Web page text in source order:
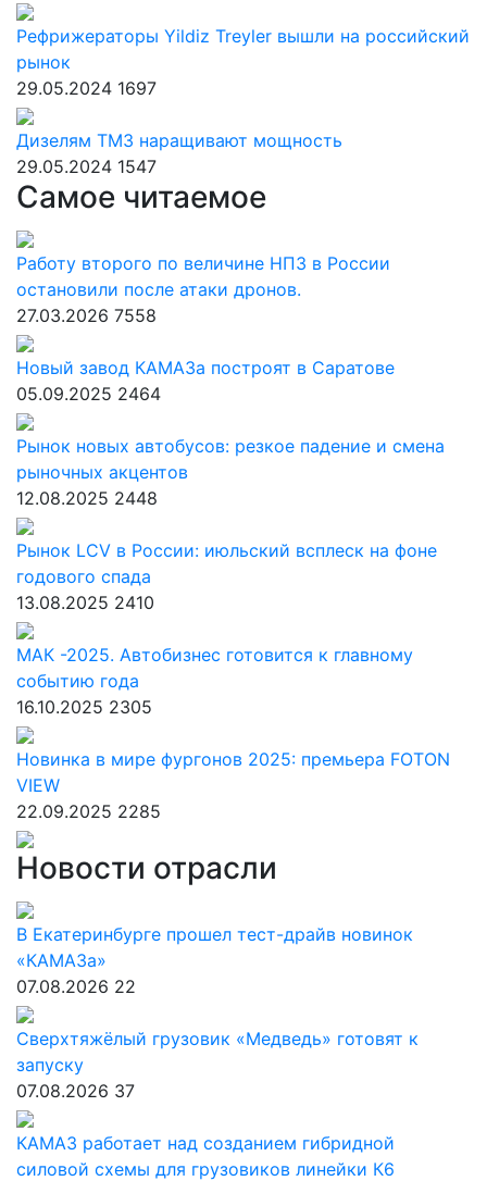
Рефрижераторы Yildiz Treyler вышли на российский
рынок
29.05.2024 1697
Дизелям ТМЗ наращивают мощность
29.05.2024 1547
Самое читаемое
Работу второго по величине НПЗ в России
остановили после атаки дронов.
27.03.2026 7558
Новый завод КАМАЗа построят в Саратове
05.09.2025 2464
Рынок новых автобусов: резкое падение и смена
рыночных акцентов
12.08.2025 2448
Рынок LCV в России: июльский всплеск на фоне
годового спада
13.08.2025 2410
МАК -2025. Автобизнес готовится к главному
событию года
16.10.2025 2305
Новинка в мире фургонов 2025: премьера FOTON
VIEW
22.09.2025 2285
Новости отрасли
В Екатеринбурге прошел тест-драйв новинок
«КАМАЗа»
07.08.2026 22
Сверхтяжёлый грузовик «Медведь» готовят к
запуску
07.08.2026 37
КАМАЗ работает над созданием гибридной
силовой схемы для грузовиков линейки К6